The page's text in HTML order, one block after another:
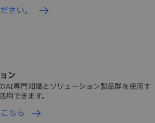
さい。
ン
AI専門知識とソリューション製品群を使用す
できます。
ちら